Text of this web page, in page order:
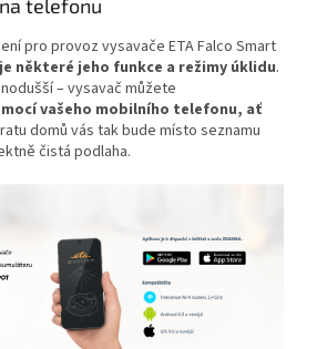
telefonu
pro provoz vysavače ETA Falco Smart
některé jeho funkce a režimy úklidu.
– vysavač můžete
vašeho mobilního telefonu, ať
domů vás tak bude místo seznamu
čistá podlaha.